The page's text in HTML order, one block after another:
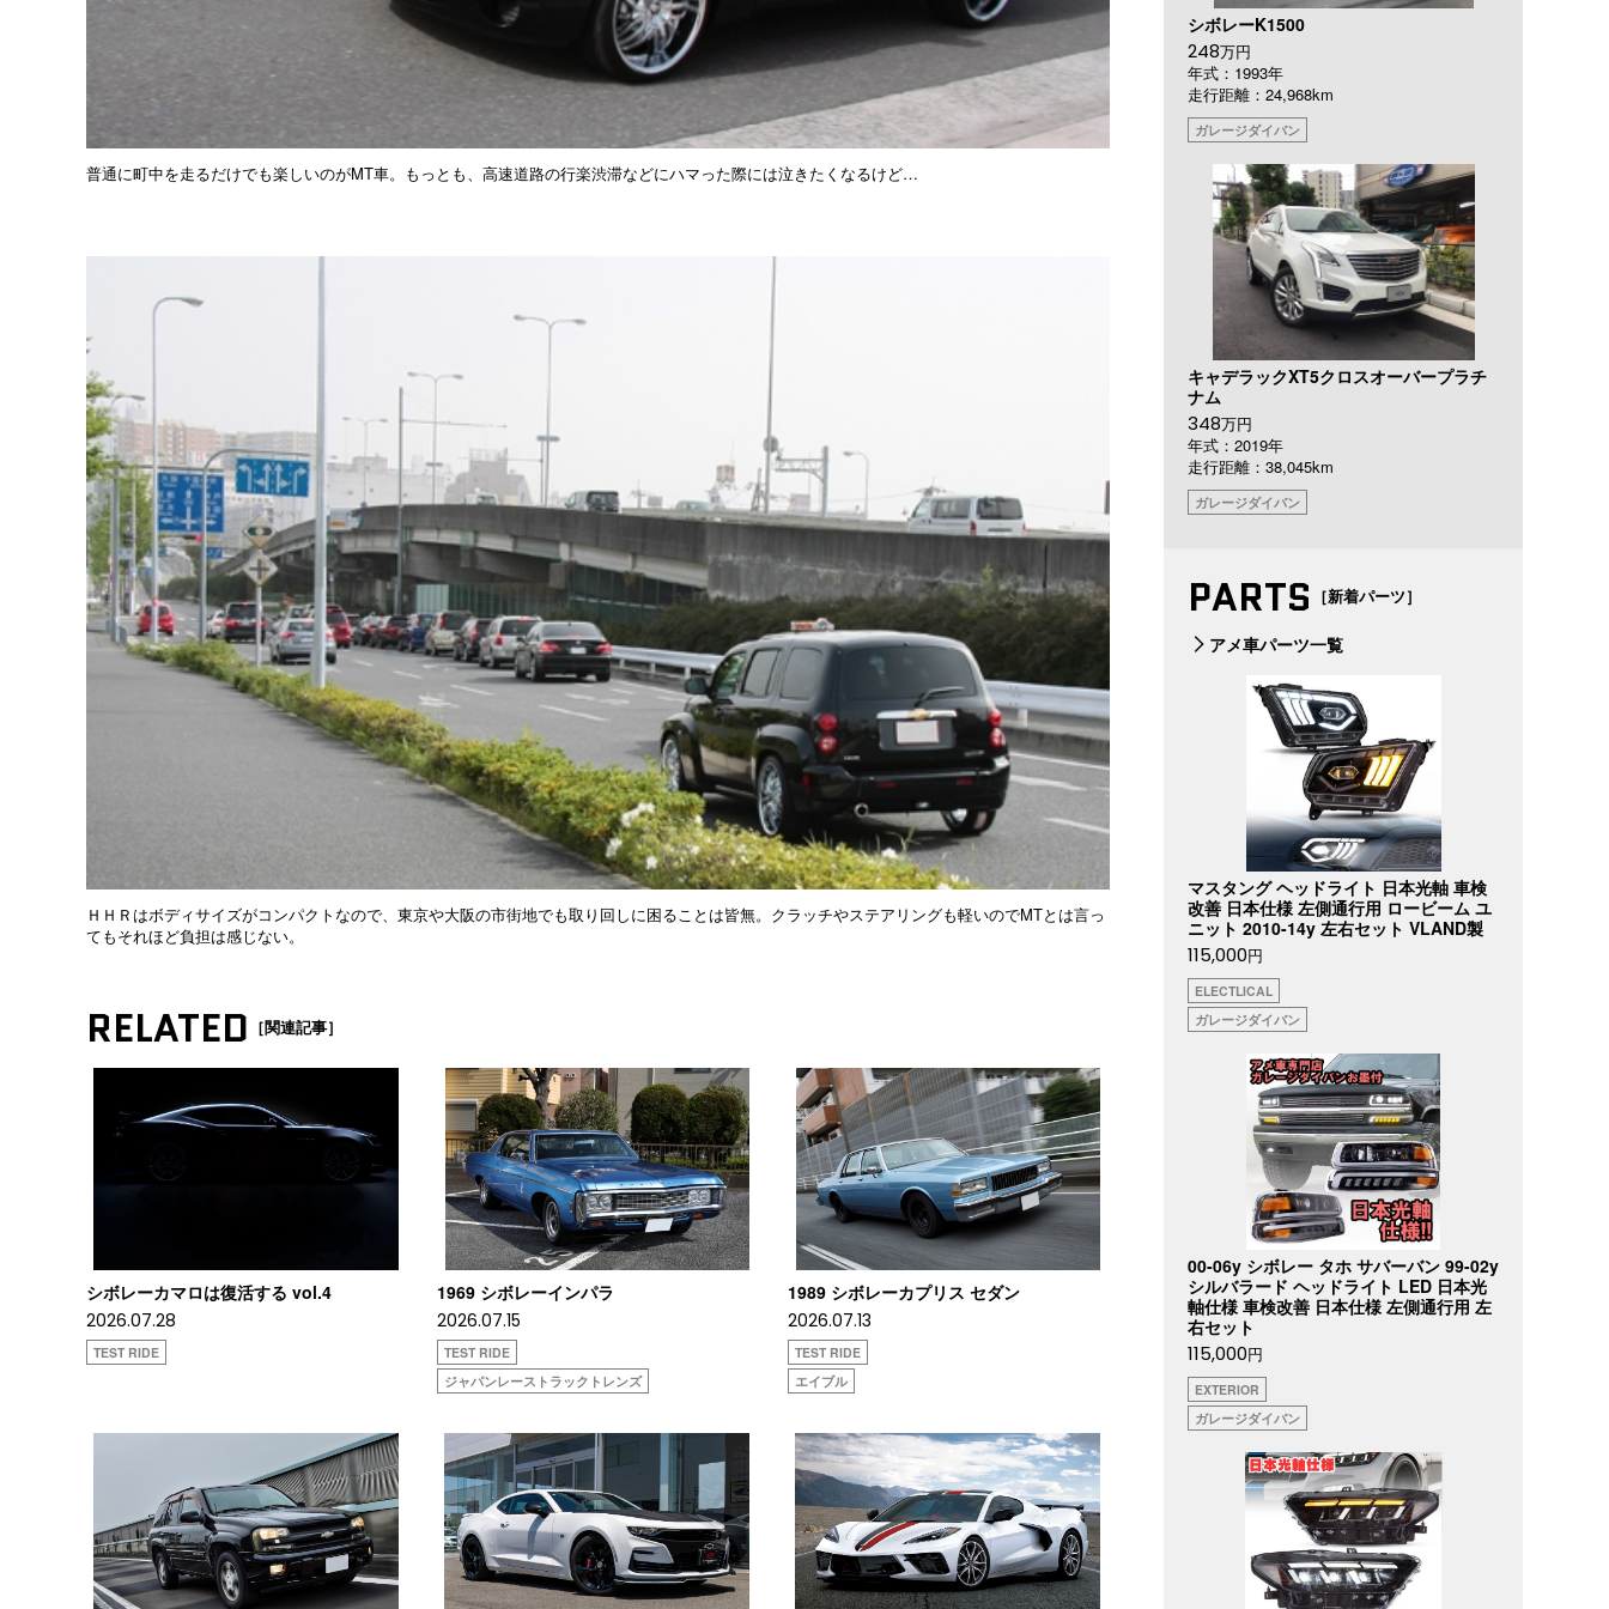
普通に町中を走るだけでも楽しいのがMT車。もっとも、高速道路の行楽渋滞などにハマった際には泣きたくなるけど…
ＨＨＲはボディサイズがコンパクトなので、東京や大阪の市街地でも取り回しに困ることは皆無。クラッチやステアリングも軽いのでMTとは言っ
てもそれほど負担は感じない。
RELATED ［関連記事］
シボレーカマロは復活する vol.4
2026.07.28
TEST RIDE
1969 シボレーインパラ
2026.07.15
TEST RIDE
ジャパンレーストラックトレンズ
1989 シボレーカプリス セダン
2026.07.13
TEST RIDE
エイブル
シボレーK1500
248万円
年式：1993年
走行距離：24,968km
ガレージダイバン
キャデラックXT5クロスオーバープラチ
ナム
348万円
年式：2019年
走行距離：38,045km
ガレージダイバン
PARTS ［新着パーツ］
アメ車パーツ一覧
マスタング ヘッドライト 日本光軸 車検
改善 日本仕様 左側通行用 ロービーム ユ
ニット 2010-14y 左右セット VLAND製
115,000円
ELECTLICAL
ガレージダイバン
00-06y シボレー タホ サバーバン 99-02y
シルバラード ヘッドライト LED 日本光
軸仕様 車検改善 日本仕様 左側通行用 左
右セット
115,000円
EXTERIOR
ガレージダイバン